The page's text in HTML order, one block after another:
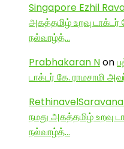
Singapore Ezhil
அகத்தமிழ் உறவு டாக்டர்
நல்வாழ்த்…
Prabhakaran Non
டாக்டர் கே. ராமசாமி
நமது அகத்தமிழ் உறவு
நல்வாழ்த்…